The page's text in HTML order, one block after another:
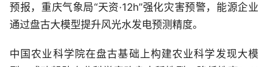
预报，重庆气象局“天资·12h”强化灾害预警，能源企业
通过盘古大模型提升风光水发电预测精度。
中国农业科学院在盘古基础上构建农业科学发现大模